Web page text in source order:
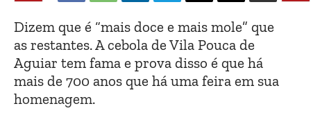
Dizem que é “mais doce e mais mole” que
as restantes. A cebola de Vila Pouca de
Aguiar tem fama e prova disso é que há
mais de 700 anos que há uma feira em sua
homenagem.